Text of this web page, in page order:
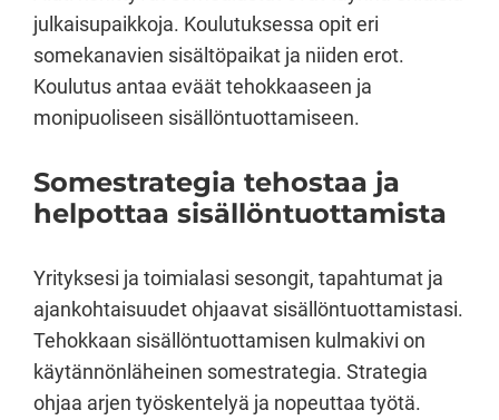
julkaisupaikkoja. Koulutuksessa opit eri
somekanavien sisältöpaikat ja niiden erot.
Koulutus antaa eväät tehokkaaseen ja
monipuoliseen sisällöntuottamiseen.
Somestrategia tehostaa ja
helpottaa sisällöntuottamista
Yrityksesi ja toimialasi sesongit, tapahtumat ja
ajankohtaisuudet ohjaavat sisällöntuottamistasi.
Tehokkaan sisällöntuottamisen kulmakivi on
käytännönläheinen somestrategia. Strategia
ohjaa arjen työskentelyä ja nopeuttaa työtä.